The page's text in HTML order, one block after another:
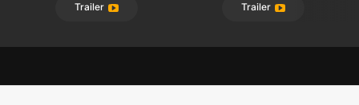
Trailer Trailer